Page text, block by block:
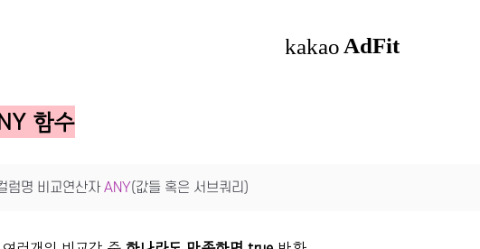
함수
럼명 비교연산자 ANY(값들 혹은 서브쿼리)